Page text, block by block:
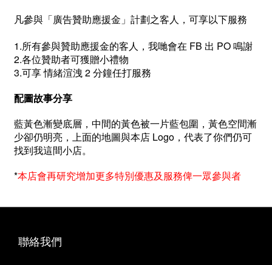
凡參與「廣告贊助應援金」計劃之客人，可享以下服務
1.所有參與贊助應援金的客人，我哋會在 FB 出 PO 鳴謝
2.各位贊助者可獲贈小禮物
3.可享 情緒渲洩 2 分鐘任打服務
配圖故事分享
藍黃色漸變底層，中間的黃色被一片藍包圍，黃色空間漸
少卻仍明亮，上面的地圖與本店 Logo，代表了你們仍可
找到我這間小店。
*本店會再研究增加更多特別優惠及服務俾一眾參與者
聯絡我們